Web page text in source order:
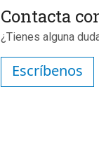
Contacta
¿Tienes alguna
Escríbenos